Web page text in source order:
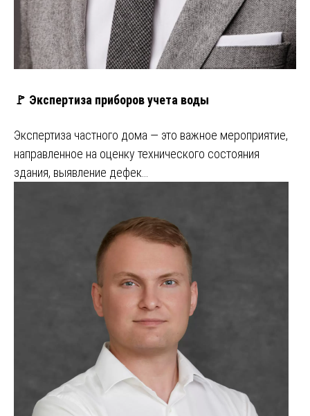
🚩 Экспертиза приборов учета воды
Экспертиза частного дома — это важное мероприятие,
направленное на оценку технического состояния
здания, выявление дефек…